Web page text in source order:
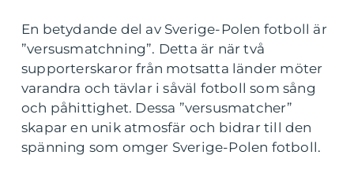
En betydande del av Sverige-Polen fotboll är
”versusmatchning”. Detta är när två
supporterskaror från motsatta länder möter
varandra och tävlar i såväl fotboll som sång
och påhittighet. Dessa ”versusmatcher”
skapar en unik atmosfär och bidrar till den
spänning som omger Sverige-Polen fotboll.